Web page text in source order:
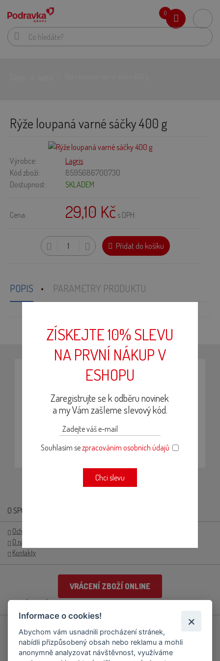
0
Rýže loupaná varné sáčky 400 g
Výrobce:
Lagris
Kód zboží:
8595686700730
Dostupnost:
SKLADEM
Cena: 29,10 Kč s DPH
Přidat do košíku
POPIS PARAMETRY PRODUKTU
NENECHTE SI UJÍT ŽÁDNOU NOVINKU
Přihlašte se k odběru newsletteru. Budeme Vás
pravidelně informovat o novinkách, receptech nebo
probíhajících akcích.
PŘIHLÁSIT
O SPOLEČNOSTI
Ochrana osobních údajů GDPR
O nás
Kontakty
VRÁCENÍ ZBOŽÍ ONLINE
PRO ZÁKAZNÍKY
Doprava
Reklamační řád
Přihlášení/registrace
ZÍSKEJTE 10% SLEVU
NA PRVNÍ NÁKUP V
ESHOPU
Zaregistrujte se k odběru novinek
a my Vám zašleme slevový kód.
Souhlasím sezpracováním osobních údajů
Chci slevu
Informace o cookies!
Abychom vám usnadnili procházení stránek,
nabídli přizpůsobený obsah nebo reklamu a mohli
anonymně analyzovat návštěvnost, využíváme